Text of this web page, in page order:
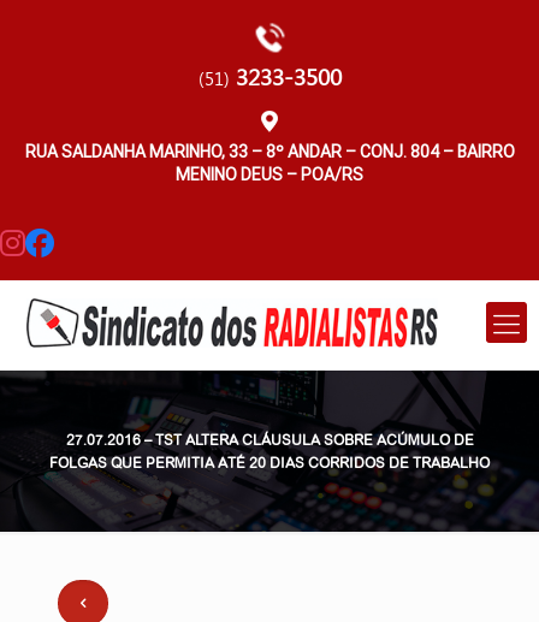
(51) 3233-3500
RUA SALDANHA MARINHO, 33 – 8º ANDAR – CONJ. 804 – BAIRRO
MENINO DEUS – POA/RS
27.07.2016 – TST ALTERA CLÁUSULA SOBRE ACÚMULO DE
FOLGAS QUE PERMITIA ATÉ 20 DIAS CORRIDOS DE TRABALHO